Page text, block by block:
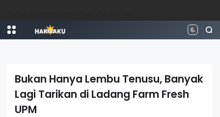
Bukan Hanya Lembu Tenusu, Banyak
Lagi Tarikan di Ladang Farm Fresh
UPM